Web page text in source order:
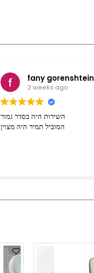
fany gorenshtein
2 weeks ago
השירות היה בסדר גמור
המוביל תמיר היה מצוין